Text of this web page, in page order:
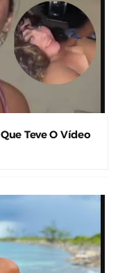
Teve O Vídeo